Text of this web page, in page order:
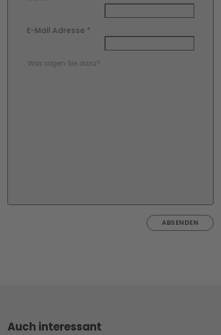
E-Mail Adresse *
Comment Text*
ABSENDEN
Auch interessant